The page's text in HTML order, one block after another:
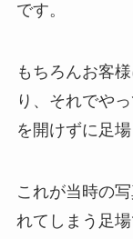
です。
もちろんお客
り、それでや
を開けずに足
これが当時の
れてしまう足